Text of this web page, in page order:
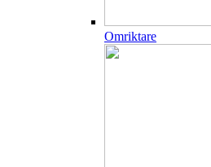
Omriktare